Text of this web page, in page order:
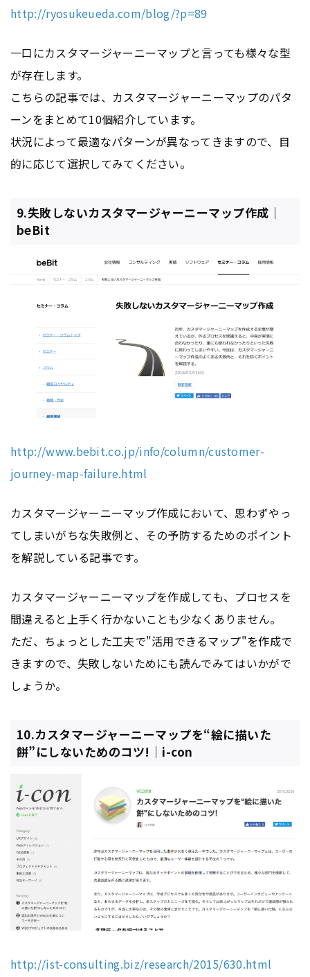
http://ryosukeueda.com/blog/?p=89
一口にカスタマージャーニーマップと言っても様々な型
が存在します。
こちらの記事では、カスタマージャーニーマップのパタ
ーンをまとめて10個紹介しています。
状況によって最適なパターンが異なってきますので、目
的に応じて選択してみてください。
9.失敗しないカスタマージャーニーマップ作成｜
beBit
http://www.bebit.co.jp/info/column/customer-
journey-map-failure.html
カスタマージャーニーマップ作成において、思わずやっ
てしまいがちな失敗例と、その予防するためのポイント
を解説している記事です。
カスタマージャーニーマップを作成しても、プロセスを
間違えると上手く行かないことも少なくありません。
ただ、ちょっとした工夫で"活用できるマップ"を作成で
きますので、失敗しないためにも読んでみてはいかがで
しょうか。
10.カスタマージャーニーマップを“絵に描いた
餅”にしないためのコツ!｜i-con
http://ist-consulting.biz/research/2015/630.html